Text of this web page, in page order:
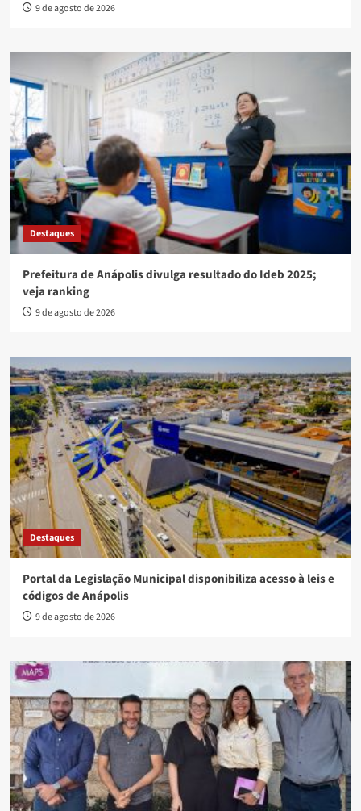
9 de agosto de 2026
Destaques
Prefeitura de Anápolis divulga resultado do Ideb 2025;
veja ranking
9 de agosto de 2026
Destaques
Portal da Legislação Municipal disponibiliza acesso à leis e
códigos de Anápolis
9 de agosto de 2026